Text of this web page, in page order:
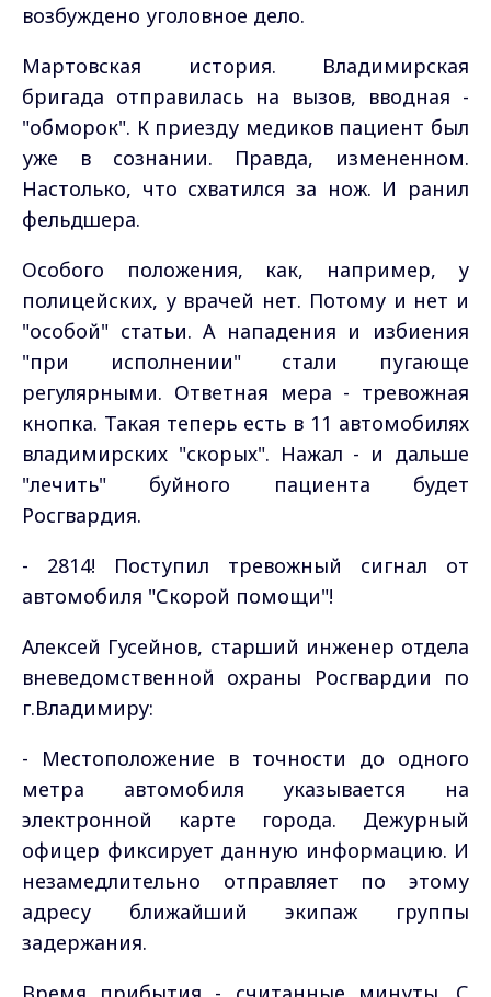
возбуждено уголовное дело.
Мартовская история. Владимирская
бригада отправилась на вызов, вводная -
"обморок". К приезду медиков пациент был
уже в сознании. Правда, измененном.
Настолько, что схватился за нож. И ранил
фельдшера.
Особого положения, как, например, у
полицейских, у врачей нет. Потому и нет и
"особой" статьи. А нападения и избиения
"при исполнении" стали пугающе
регулярными. Ответная мера - тревожная
кнопка. Такая теперь есть в 11 автомобилях
владимирских "скорых". Нажал - и дальше
"лечить" буйного пациента будет
Росгвардия.
- 2814! Поступил тревожный сигнал от
автомобиля "Скорой помощи"!
Алексей Гусейнов, старший инженер отдела
вневедомственной охраны Росгвардии по
г.Владимиру:
- Местоположение в точности до одного
метра автомобиля указывается на
электронной карте города. Дежурный
офицер фиксирует данную информацию. И
незамедлительно отправляет по этому
адресу ближайший экипаж группы
задержания.